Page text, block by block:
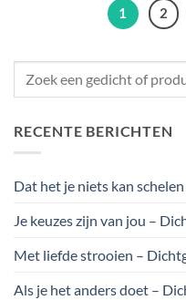
1 2
RECENTE BERICHTEN
Dat het je niets kan
Je keuzes zijn van jou –
Met liefde strooien –
Als je het anders doet –